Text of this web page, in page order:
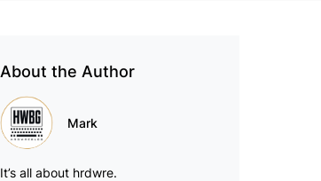
About the Author
Mark
It’s all about hrdwre.